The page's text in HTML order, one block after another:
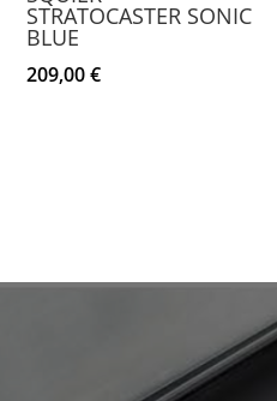
STRATOCASTER SONIC
BLUE
209,00€